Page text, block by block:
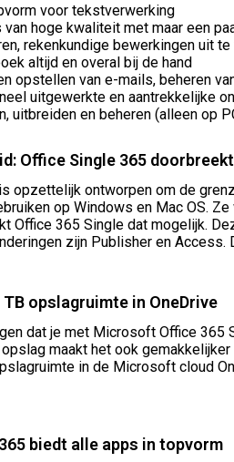
voor tekstverwerking
hoge kwaliteit met maar een
rekenkundige bewerkingen uit
altijd en overal bij de hand
opstellen van e-mails, beheren
uitgewerkte en aantrekkelijke
uitbreiden en beheren (alleen op
Office Single 365
opzettelijk ontworpen om de
op Windows en Mac OS.
Office 365 Single dat mogelijk.
zijn Publisher en
opslagruimte in OneDrive
dat je met Microsoft Office
maakt het ook
in de Microsoft cloud
biedt alle apps in topvorm